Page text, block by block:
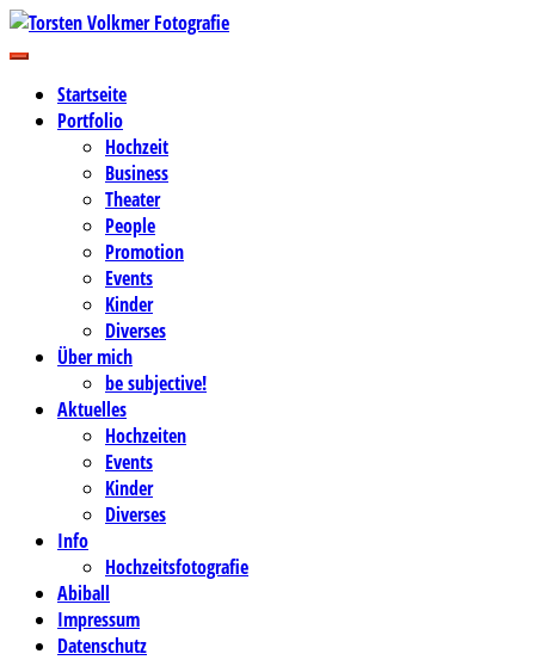
Zum
Inhalt
Torsten Volkmer Fotografie
Business-, Portrait- und Hochzeitsfotografie
Startseite
Portfolio
Hochzeit
Business
Theater
People
Promotion
Events
Kinder
Diverses
Über mich
be subjective!
Aktuelles
Hochzeiten
Events
Kinder
Diverses
Info
Hochzeitsfotografie
Abiball
Impressum
Datenschutz